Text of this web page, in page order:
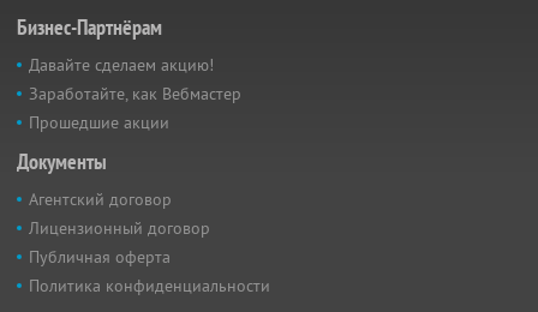
Бизнес-Партнёрам
Давайте сделаем акцию!
Заработайте, как Вебмастер
Прошедшие акции
Документы
Агентский договор
Лицензионный договор
Публичная оферта
Политика конфиденциальности